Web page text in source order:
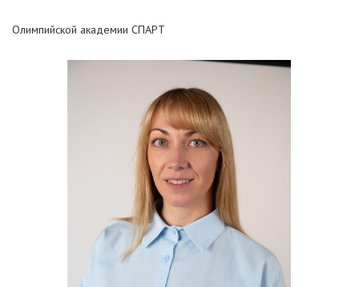
Олимпийской академии СПАРТ